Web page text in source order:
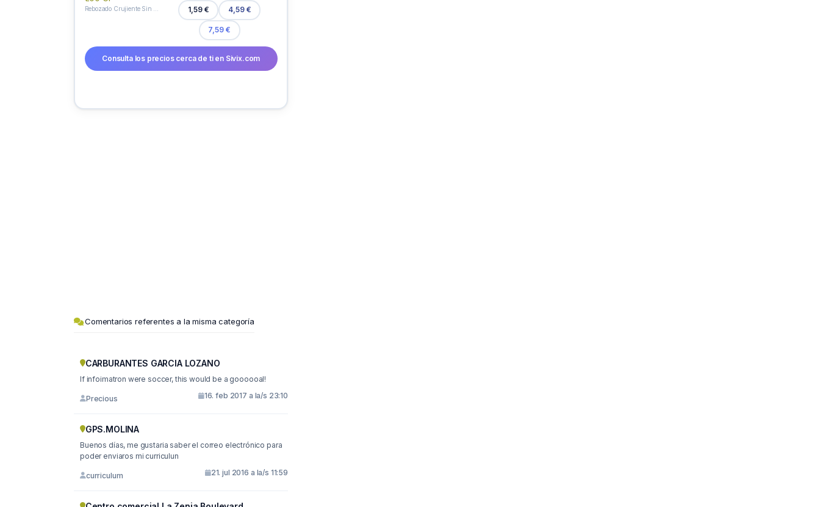
1,59 € 4,59 €
7,59 €
Consulta los precios cerca de ti en Sivix.com
Comentarios referentes a la misma categoría
CARBURANTES GARCIA LOZANO
If infoimatron were soccer, this would be a goooooal!
Precious 16. feb 2017 a la/s 23:10
GPS.MOLINA
Buenos días, me gustaria saber el correo electrónico para
poder enviaros mi curriculun
curriculum 21. jul 2016 a la/s 11:59